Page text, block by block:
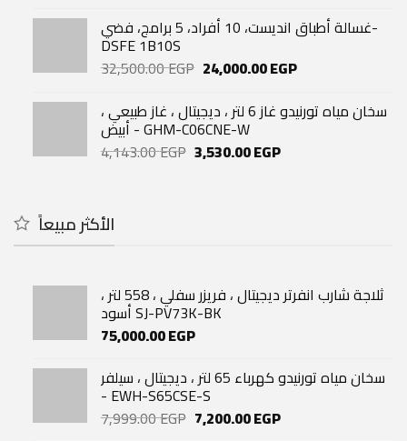
was:
52,400.00 EGP.
is:
43,500.00 EGP.
غسالة أطباق انديست، 10 أفراد، 5 برامج، فضي-
DSFE 1B10S
32,500.00EGP Original
was:
32,500.00 EGP.
24,000.00EGPCurrent
is:
24,000.00 EGP.
سخان مياه تورنيدو غاز 6 لتر ، ديجيتال ، غاز طبيعي ،
أبيض - GHM-C06CNE-W
4,143.00EGP Original
3,530.00EGPCurrent
الأكثر مبيعاً
ثلاجة شارب انفرتر ديجيتال ، فريزر سفلي ، 558 لتر ،
أسود SJ-PV73K-BK
75,000.00EGP
سخان مياه تورنيدو كهرباء 65 لتر ، ديجيتال ، سيلفر
- EWH-S65CSE-S
7,999.00EGP Original
7,200.00EGPCurrent